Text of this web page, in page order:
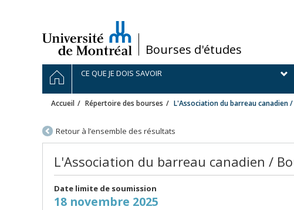
/Bourses d'études
Navigation
principale
ACCUEILCE QUE JE DOIS SAVOIR
Accueil Répertoire des bourses L'Association du barreau canadien
Retour à l’ensemble des résultats
L'Association du barreau canadien /
Date limite de soumission
18 novembre 2025